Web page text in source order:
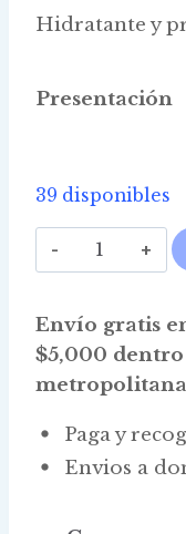
Hidratante y
Presentación
39 disponibles
Vaselina
Liquida
NF
cantidad
Envío gratis
$5,000
Paga y
Envios a